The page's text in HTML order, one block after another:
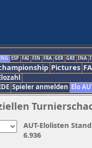
ESP FAI FIN FRA GER GRE INA
Pictures
Spieler anmelden Elo
AUT-Elolisten
6.936